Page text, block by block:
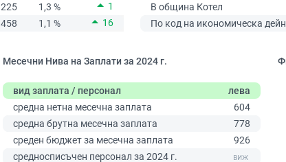
225 1,3 %
1
458 1,1 % 16
В община Котел
По код на икономическа
Месечни Нива на Заплати за 2024 г.
вид заплата / персонал
лева
средна нетна месечна заплата
604
средна брутна месечна заплата
778
среден бюджет за месечна заплата
926
средносписъчен персонал за 2024 г.